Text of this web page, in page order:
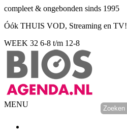
compleet & ongebonden sinds 1995
Óók THUIS VOD, Streaming en TV!
WEEK 32 6-8 t/m 12-8
MENU